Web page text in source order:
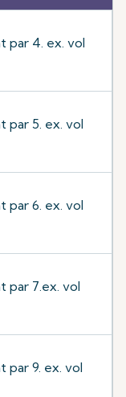
par 4. ex. vol
par 5. ex. vol
par 6. ex. vol
par 7.ex. vol
par 9. ex. vol